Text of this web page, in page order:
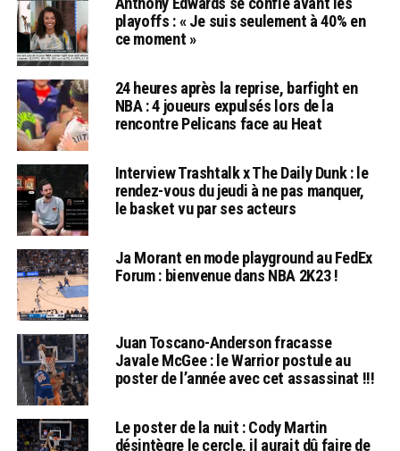
playoffs : « Je suis seulement à 40% en
ce moment »
24 heures après la reprise, barfight en
NBA : 4 joueurs expulsés lors de la
rencontre Pelicans face au Heat
Interview Trashtalk x The Daily Dunk : le
rendez-vous du jeudi à ne pas manquer,
le basket vu par ses acteurs
Ja Morant en mode playground au FedEx
Forum : bienvenue dans NBA 2K23 !
Juan Toscano-Anderson fracasse
Javale McGee : le Warrior postule au
poster de l’année avec cet assassinat !!!
Le poster de la nuit : Cody Martin
désintègre le cercle, il aurait dû faire de